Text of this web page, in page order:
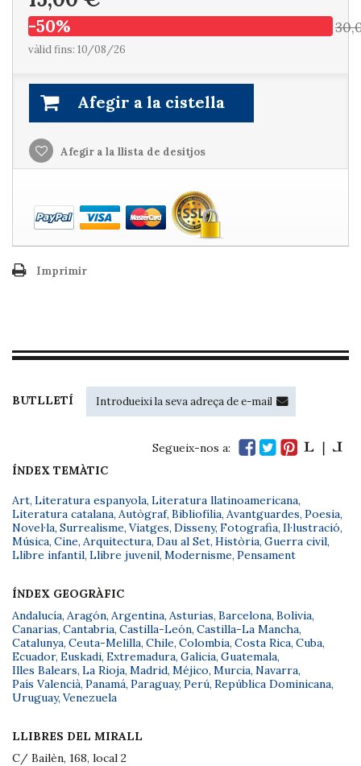
-50%
vàlid fins: 10/08/26
Afegir a la cistella
Afegir a la llista de desitjos
Imprimir
BUTLLETÍ
Segueix-nos a:
ÍNDEX TEMÀTIC
Art, Literatura espanyola, Literatura llatinoamericana,
Literatura catalana, Autògraf, Bibliofília, Avantguardes, Poesia,
Novel·la, Surrealisme, Viatges, Disseny, Fotografia, Il·lustració,
Música, Cine, Arquitectura, Dau al Set, Història, Guerra civil,
Llibre infantil, Llibre juvenil, Modernisme, Pensament
ÍNDEX GEOGRÀFIC
Andalucía, Aragón, Argentina, Asturias, Barcelona, Bolivia,
Canarias, Cantabria, Castilla-León, Castilla-La Mancha,
Catalunya, Ceuta-Melilla, Chile, Colombia, Costa Rica, Cuba,
Ecuador, Euskadi, Extremadura, Galicia, Guatemala,
Illes Balears, La Rioja, Madrid, Méjico, Murcia, Navarra,
País Valencià, Panamá, Paraguay, Perú, República Dominicana,
Uruguay, Venezuela
LLIBRES DEL MIRALL
C/ Bailèn, 168, local 2